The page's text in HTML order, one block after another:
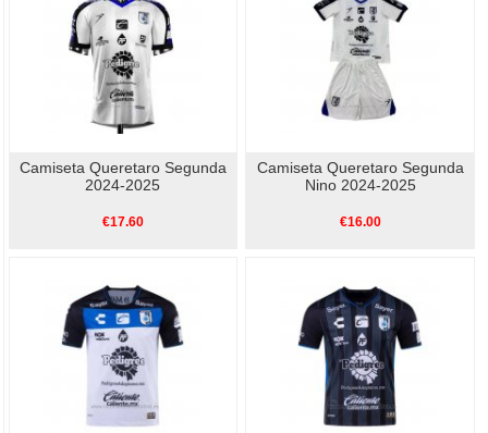
Camiseta Queretaro Segunda
2024-2025
€17.60
Camiseta Queretaro Segunda
Nino 2024-2025
€16.00